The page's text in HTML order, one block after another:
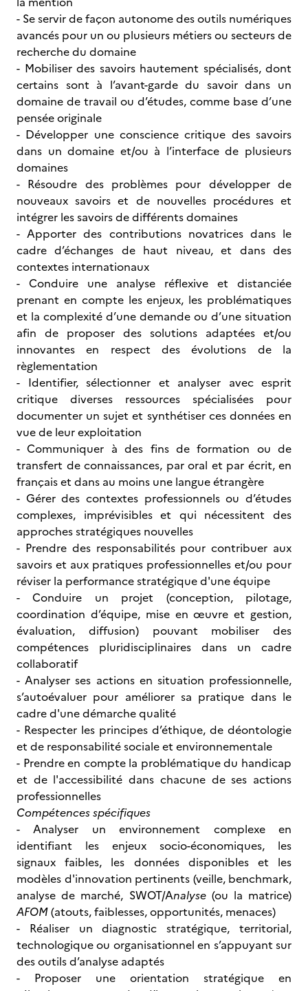
- Se servir de façon autonome des outils numériques
avancés pour un ou plusieurs métiers ou secteurs de
recherche du domaine
- Mobiliser des savoirs hautement spécialisés, dont
certains sont à l’avant-garde du savoir dans un
domaine de travail ou d’études, comme base d’une
pensée originale
- Développer une conscience critique des savoirs
dans un domaine et/ou à l’interface de plusieurs
domaines
- Résoudre des problèmes pour développer de
nouveaux savoirs et de nouvelles procédures et
intégrer les savoirs de différents domaines
- Apporter des contributions novatrices dans le
cadre d’échanges de haut niveau, et dans des
contextes internationaux
- Conduire une analyse réflexive et distanciée
prenant en compte les enjeux, les problématiques
et la complexité d’une demande ou d’une situation
afin de proposer des solutions adaptées et/ou
innovantes en respect des évolutions de la
règlementation
- Identifier, sélectionner et analyser avec esprit
critique diverses ressources spécialisées pour
documenter un sujet et synthétiser ces données en
vue de leur exploitation
- Communiquer à des fins de formation ou de
transfert de connaissances, par oral et par écrit, en
français et dans au moins une langue étrangère
- Gérer des contextes professionnels ou d’études
complexes, imprévisibles et qui nécessitent des
approches stratégiques nouvelles
- Prendre des responsabilités pour contribuer aux
savoirs et aux pratiques professionnelles et/ou pour
réviser la performance stratégique d'une équipe
- Conduire un projet (conception, pilotage,
coordination d’équipe, mise en œuvre et gestion,
évaluation, diffusion) pouvant mobiliser des
compétences pluridisciplinaires dans un cadre
collaboratif
- Analyser ses actions en situation professionnelle,
s’autoévaluer pour améliorer sa pratique dans le
cadre d'une démarche qualité
- Respecter les principes d’éthique, de déontologie
et de responsabilité sociale et environnementale
- Prendre en compte la problématique du handicap
et de l'accessibilité dans chacune de ses actions
professionnelles
Compétences spécifiques
- Analyser un environnement complexe en
identifiant les enjeux socio-économiques, les
signaux faibles, les données disponibles et les
modèles d'innovation pertinents (veille, benchmark,
analyse de marché, SWOT/Analyse(ou la matrice)
AFOM(atouts, faiblesses, opportunités, menaces)
- Réaliser un diagnostic stratégique, territorial,
technologique ou organisationnel en s’appuyant sur
des outils d’analyse adaptés
- Proposer une orientation stratégique en